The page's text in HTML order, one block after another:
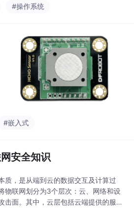
头捋一捋，究竟是什么力量在驱使行业
#操作系统
#嵌入式
安全知识
质，是从端到云的数据交互及计算过
物联网划分为3个层次：云、网络和设
击面。其中，云层包括云端提供的服